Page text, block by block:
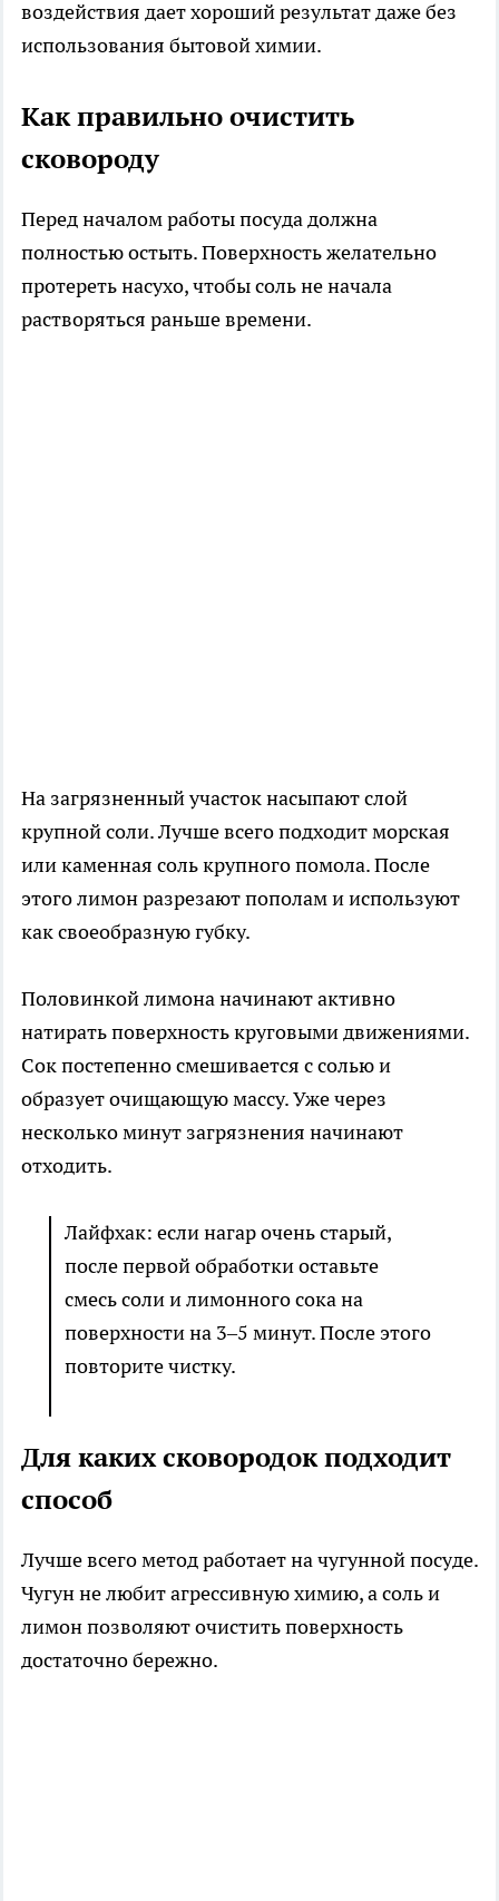
воздействия дает хороший результат даже без
использования бытовой химии.
Как правильно очистить
сковороду
Перед началом работы посуда должна
полностью остыть. Поверхность желательно
протереть насухо, чтобы соль не начала
растворяться раньше времени.
На загрязненный участок насыпают слой
крупной соли. Лучше всего подходит морская
или каменная соль крупного помола. После
этого лимон разрезают пополам и используют
как своеобразную губку.
Половинкой лимона начинают активно
натирать поверхность круговыми движениями.
Сок постепенно смешивается с солью и
образует очищающую массу. Уже через
несколько минут загрязнения начинают
отходить.
Лайфхак: если нагар очень старый,
после первой обработки оставьте
смесь соли и лимонного сока на
поверхности на 3–5 минут. После этого
повторите чистку.
Для каких сковородок подходит
способ
Лучше всего метод работает на чугунной посуде.
Чугун не любит агрессивную химию, а соль и
лимон позволяют очистить поверхность
достаточно бережно.